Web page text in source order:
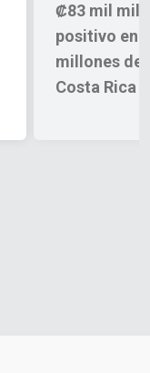
₡83 mil
positivo en
millones de
Costa Rica